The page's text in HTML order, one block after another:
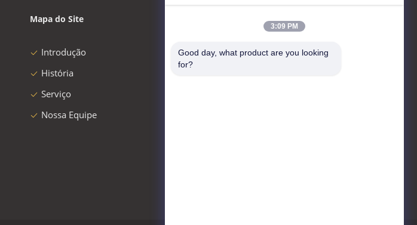
Mapa do Site
Introdução
História
Serviço
Nossa Equipe
Taizhou Kayond Machinery
Co.,Ltd
3:09 PM
Good day, what product are you looking
for?